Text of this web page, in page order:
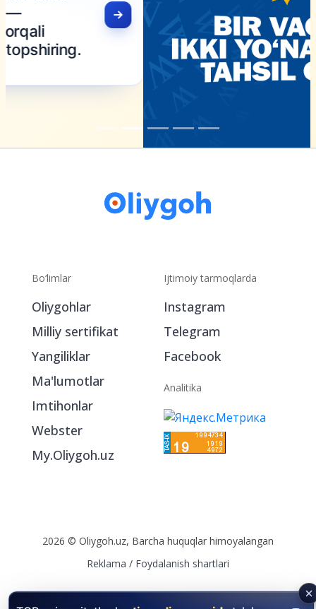
Bo‘limlar
Oliygohlar
Milliy sertifikat
Yangiliklar
Ma'lumotlar
Imtihonlar
Webster
My.Oliygoh.uz
Ijtimoiy tarmoqlarda
Instagram
Telegram
Facebook
Analitika
2026 © Oliygoh.uz, Barcha huquqlar himoyalangan
Reklama / Foydalanish shartlari